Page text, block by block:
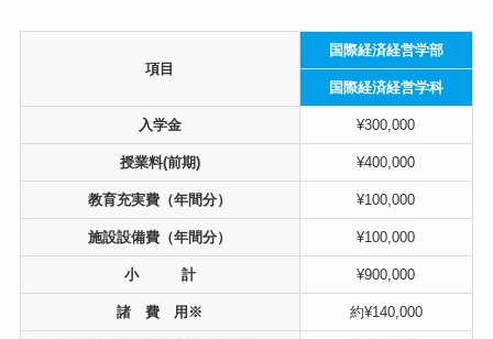
項目
国際経済経営学部
国際経済経営学科
入学金 ¥300,000
授業料(前期) ¥400,000
教育充実費（年間分） ¥100,000
施設設備費（年間分） ¥100,000
小 計 ¥900,000
諸 費 用※ 約¥140,000